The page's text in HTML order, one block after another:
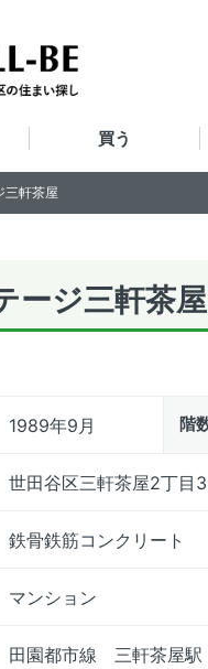
買う
ージ三軒茶屋
1989年9月 階
世田谷区三軒茶屋2丁目
鉄骨鉄筋コンクリート
マンション
田園都市線 三軒茶屋
三軒茶屋